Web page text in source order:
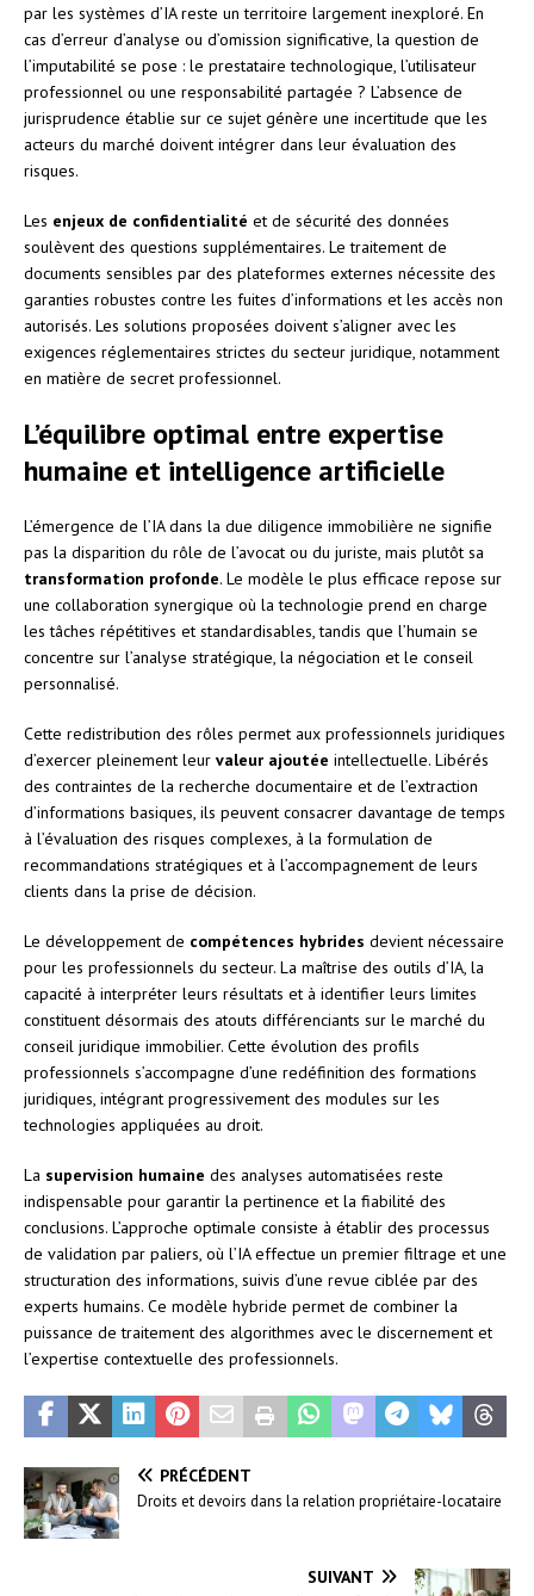
par les systèmes d’IA reste un territoire largement inexploré. En
cas d’erreur d’analyse ou d’omission significative, la question de
l’imputabilité se pose : le prestataire technologique, l’utilisateur
professionnel ou une responsabilité partagée ? L’absence de
jurisprudence établie sur ce sujet génère une incertitude que les
acteurs du marché doivent intégrer dans leur évaluation des
risques.
Les enjeux de confidentialité et de sécurité des données
soulèvent des questions supplémentaires. Le traitement de
documents sensibles par des plateformes externes nécessite des
garanties robustes contre les fuites d’informations et les accès non
autorisés. Les solutions proposées doivent s’aligner avec les
exigences réglementaires strictes du secteur juridique, notamment
en matière de secret professionnel.
L’équilibre optimal entre expertise
humaine et intelligence artificielle
L’émergence de l’IA dans la due diligence immobilière ne signifie
pas la disparition du rôle de l’avocat ou du juriste, mais plutôt sa
transformation profonde. Le modèle le plus efficace repose sur
une collaboration synergique où la technologie prend en charge
les tâches répétitives et standardisables, tandis que l’humain se
concentre sur l’analyse stratégique, la négociation et le conseil
personnalisé.
Cette redistribution des rôles permet aux professionnels juridiques
d’exercer pleinement leur valeur ajoutée intellectuelle. Libérés
des contraintes de la recherche documentaire et de l’extraction
d’informations basiques, ils peuvent consacrer davantage de temps
à l’évaluation des risques complexes, à la formulation de
recommandations stratégiques et à l’accompagnement de leurs
clients dans la prise de décision.
Le développement de compétences hybrides devient nécessaire
pour les professionnels du secteur. La maîtrise des outils d’IA, la
capacité à interpréter leurs résultats et à identifier leurs limites
constituent désormais des atouts différenciants sur le marché du
conseil juridique immobilier. Cette évolution des profils
professionnels s’accompagne d’une redéfinition des formations
juridiques, intégrant progressivement des modules sur les
technologies appliquées au droit.
La supervision humaine des analyses automatisées reste
indispensable pour garantir la pertinence et la fiabilité des
conclusions. L’approche optimale consiste à établir des processus
de validation par paliers, où l’IA effectue un premier filtrage et une
structuration des informations, suivis d’une revue ciblée par des
experts humains. Ce modèle hybride permet de combiner la
puissance de traitement des algorithmes avec le discernement et
l’expertise contextuelle des professionnels.
PRÉCÉDENT
Droits et devoirs dans la relation propriétaire-locataire
SUIVANT